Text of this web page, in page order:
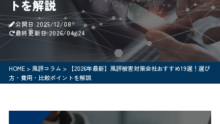
トを解説
公開日:2025/12/08
最終更新日:2026/04/24
HOME> 風評コラム >
【2026年最新】風評被害対策会社おすすめ19選！選び
方・費用・比較ポイントを解説